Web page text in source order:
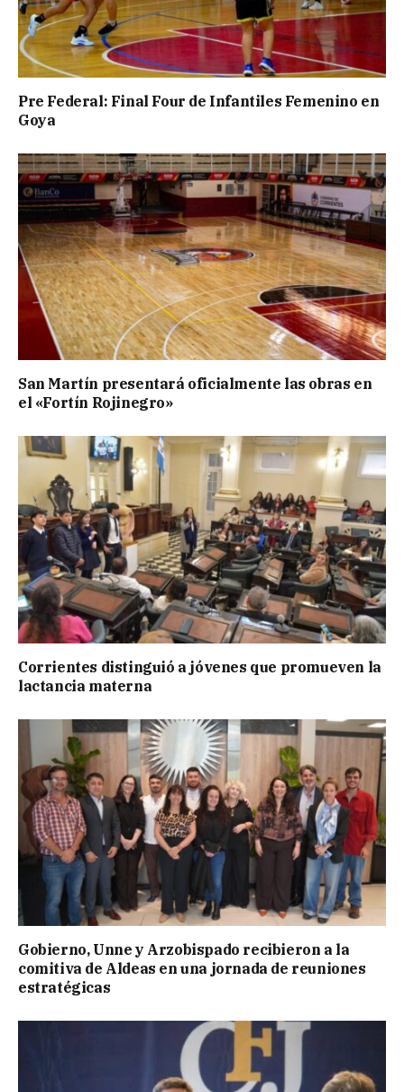
Pre Federal: Final Four de Infantiles Femenino en
Goya
San Martín presentará oficialmente las obras en
el «Fortín Rojinegro»
Corrientes distinguió a jóvenes que promueven la
lactancia materna
Gobierno, Unne y Arzobispado recibieron a la
comitiva de Aldeas en una jornada de reuniones
estratégicas